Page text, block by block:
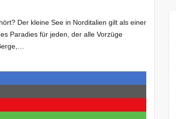
Der kleine See in Norditalien gilt als einer
Paradies für jeden, der alle Vorzüge